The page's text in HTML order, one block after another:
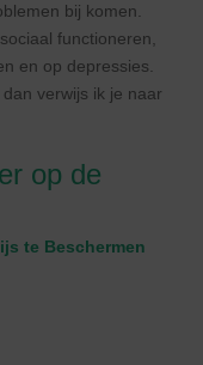
bij komen.
functioneren,
en op depressies.
verwijs ik je naar
op de
te Beschermen